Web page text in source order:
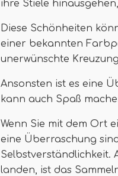
ihre Stiele
Diese Schönheiten
einer bekannten
unerwünschte
Ansonsten ist es eine
kann auch Spaß
Wenn Sie mit dem Ort
eine Überraschung
Selbstverständlichkeit.
landen, ist das